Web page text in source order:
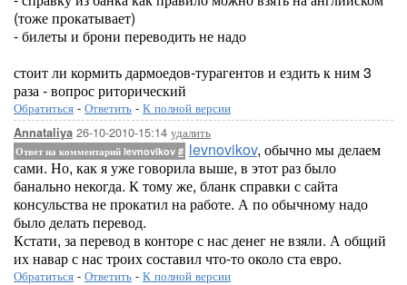
(тоже прокатывает)
- билеты и брони переводить не надо
стоит ли кормить дармоедов-турагентов и ездить к ним 3
раза - вопрос риторический
Обратиться - Ответить - К полной версии
Annataliya 26-10-2010-15:14 удалить
Ответ на комментарий levnovikov # levnovikov, обычно мы делаем
сами. Но, как я уже говорила выше, в этот раз было
банально некогда. К тому же, бланк справки с сайта
консульства не прокатил на работе. А по обычному надо
было делать перевод.
Кстати, за перевод в конторе с нас денег не взяли. А общий
их навар с нас троих составил что-то около ста евро.
Обратиться - Ответить - К полной версии